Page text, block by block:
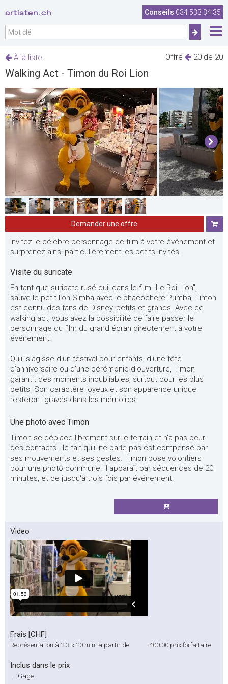
artisten.ch Conseils 034 533 34 35
Offre 20 de 20
À la liste
Walking Act - Timon du Roi Lion
Demander une offre
Invitez le célèbre personnage de film à votre événement et
surprenez ainsi particulièrement les petits invités.
Visite du suricate
En tant que suricate rusé qui, dans le film "Le Roi Lion",
sauve le petit lion Simba avec le phacochère Pumba, Timon
est connu des fans de Disney, petits et grands. Avec ce
walking act, vous avez la possibilité de faire passer le
personnage du film du grand écran directement à votre
événement.
Qu'il s'agisse d'un festival pour enfants, d'une fête
d'anniversaire ou d'une cérémonie d'ouverture, Timon
garantit des moments inoubliables, surtout pour les plus
petits. Son caractère joyeux et son apparence unique
resteront gravés dans les mémoires.
Une photo avec Timon
Timon se déplace librement sur le terrain et n'a pas peur
des contacts - le fait qu'il ne parle pas est compensé par
ses mouvements et ses gestes. Timon pose volontiers
pour une photo commune. Il apparaît par séquences de 20
minutes, et ce jusqu'à trois fois par événement.
Video
Frais [CHF]
Représentation à 2-3 x 20 min. à partir de 400.00 prix forfaitaire
Inclus dans le prix
- Gage